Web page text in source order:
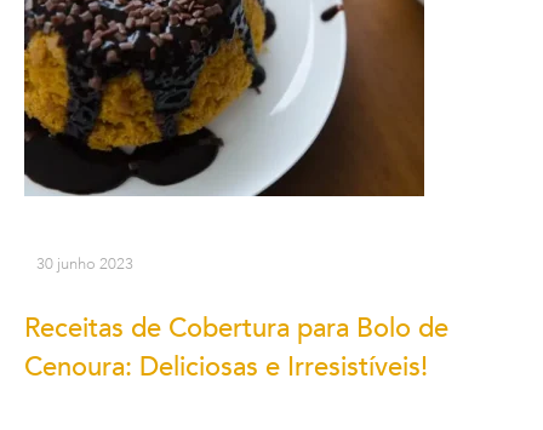
30 junho 2023
Receitas de Cobertura para Bolo de
Cenoura: Deliciosas e Irresistíveis!